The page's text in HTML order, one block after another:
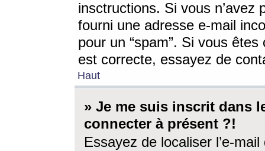
insctructions. Si vous n’avez
fourni une adresse e-mail
pour un “spam”. Si vous
est correcte, essayez de
Haut
» Je me suis inscrit dans
connecter à présent ?!
Essayez de localiser l’e-